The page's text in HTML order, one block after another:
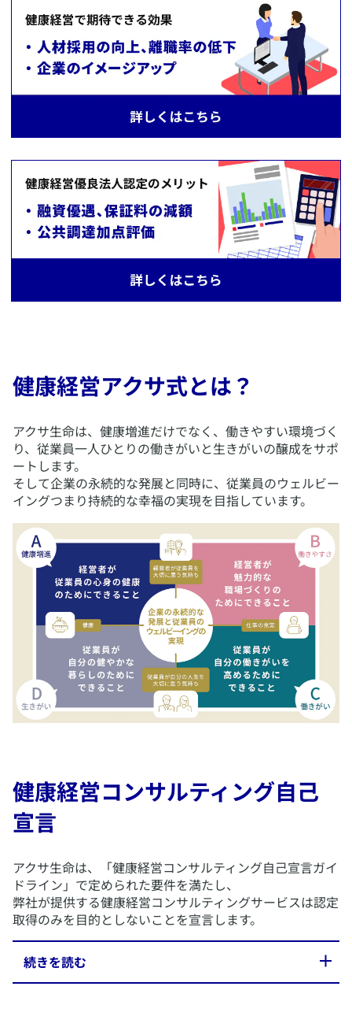
健康経営アクサ式とは？
​アクサ生命は、健康増進だけでなく、働きやすい環境づく
り、従業員一人ひとりの働きがいと生きがいの醸成をサポ
ートします。
そして企業の永続的な発展と同時に、従業員のウェルビー
イングつまり持続的な幸福の実現を目指しています。
健康経営コンサルティング自己
宣言
​アクサ生命は、「健康経営コンサルティング自己宣言ガイ
ドライン」で定められた要件を満たし、
弊社が提供する健康経営コンサルティングサービスは認定
取得のみを目的としないことを宣言します。
​続きを読む